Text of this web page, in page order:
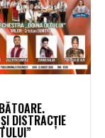
DISTRACȚIE